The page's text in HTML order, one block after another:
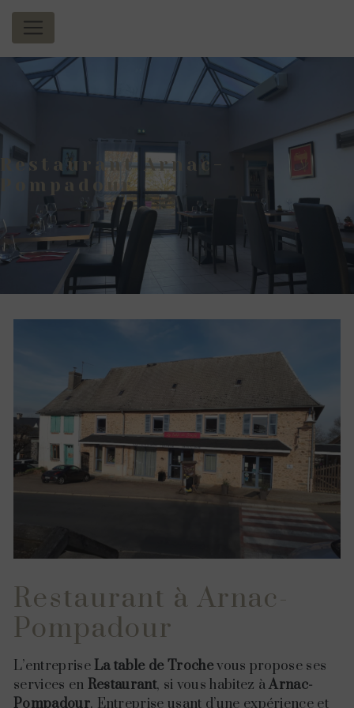
Panneau de gestion des cookies
Restaurant Arnac-
Pompadour
Restaurant à Arnac-
Pompadour
L’entrepriseLa table de Trochevous propose ses
services en Restaurant, si vous habitez àArnac-
Pompadour. Entreprise usant d’une expérience et